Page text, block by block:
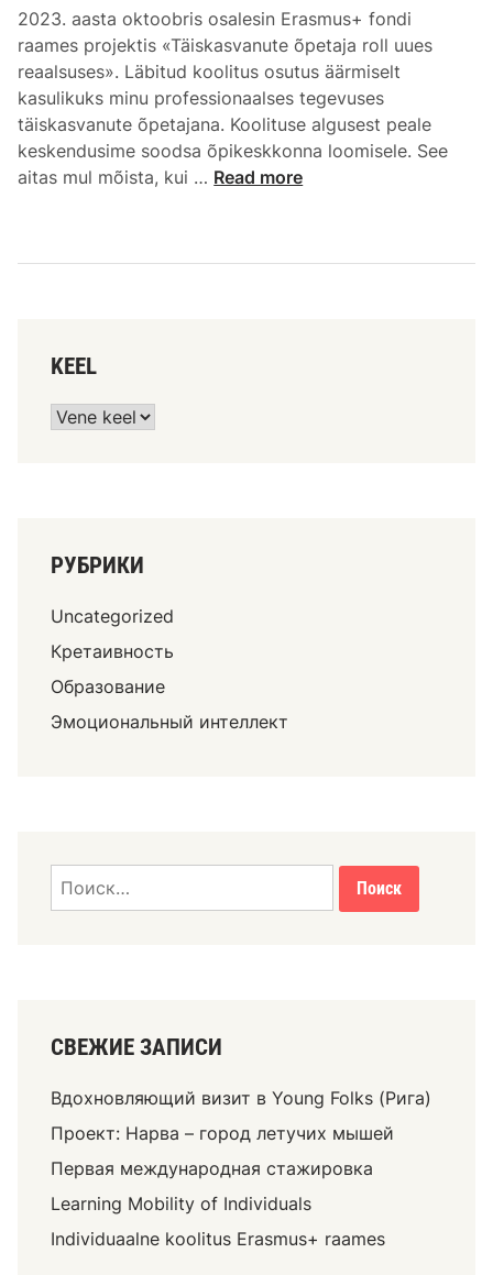
2023. aasta oktoobris osalesin Erasmus+ fondi
raames projektis «Täiskasvanute õpetaja roll uues
reaalsuses». Läbitud koolitus osutus äärmiselt
kasulikuks minu professionaalses tegevuses
täiskasvanute õpetajana. Koolituse algusest peale
keskendusime soodsa õpikeskkonna loomisele. See
aitas mul mõista, kui … Read more
KEEL
РУБРИКИ
Uncategorized
Кретаивность
Образование
Эмоциональный интеллект
СВЕЖИЕ ЗАПИСИ
Вдохновляющий визит в Young Folks (Рига)
Проект: Нарва – город летучих мышей
Первая международная стажировка
Learning Mobility of Individuals
Individuaalne koolitus Erasmus+ raames